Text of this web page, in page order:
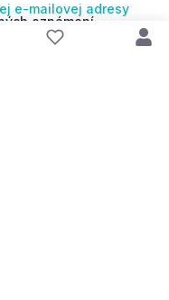
e-mailovej adresy
oznámení
1 písm. a)
môžem kedykoľvek